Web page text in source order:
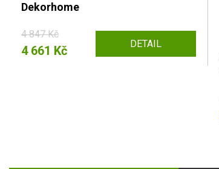
Dekorhome
4 847 Kč
4 661 Kč DETAIL